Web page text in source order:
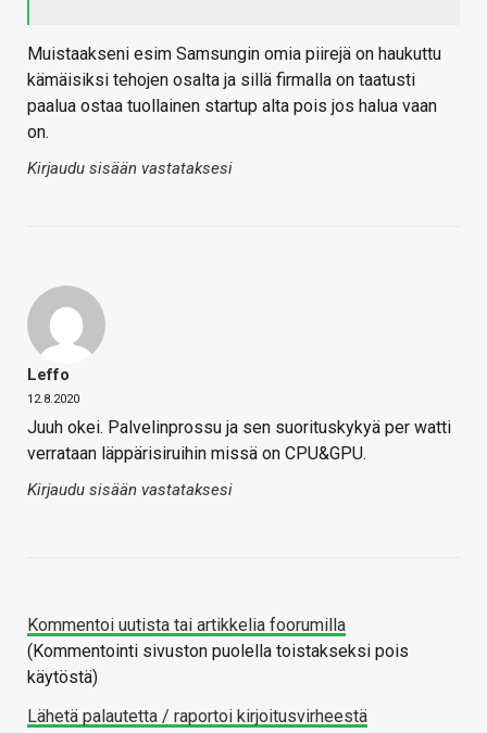
Muistaakseni esim Samsungin omia piirejä on haukuttu
kämäisiksi tehojen osalta ja sillä firmalla on taatusti
paalua ostaa tuollainen startup alta pois jos halua vaan
on.
Kirjaudu sisään vastataksesi
Leffo
12.8.2020
Juuh okei. Palvelinprossu ja sen suorituskykyä per watti
verrataan läppärisiruihin missä on CPU&GPU.
Kirjaudu sisään vastataksesi
Kommentoi uutista tai artikkelia foorumilla
(Kommentointi sivuston puolella toistakseksi pois
käytöstä)
Lähetä palautetta / raportoi kirjoitusvirheestä